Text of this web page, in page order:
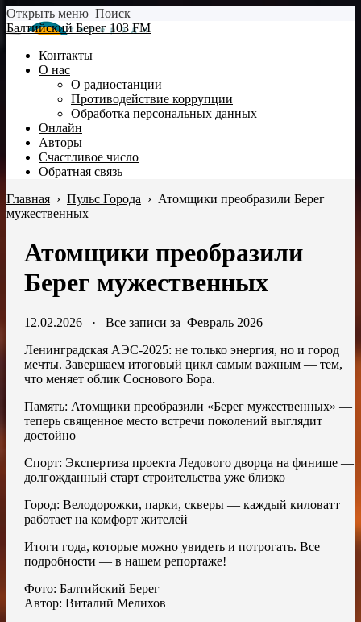
Открыть меню Поиск
Балтийский Берег 103 FM
Контакты
О нас
О радиостанции
Противодействие коррупции
Обработка персональных данных
Онлайн
Авторы
Счастливое число
Обратная связь
Главная › Пульс Города › Атомщики преобразили Берег
мужественных
Атомщики преобразили
Берег мужественных
12.02.2026· Все записи за Февраль 2026
Ленинградская АЭС-2025: не только энергия, но и город
мечты. Завершаем итоговый цикл самым важным — тем,
что меняет облик Соснового Бора.
Память: Атомщики преобразили «Берег мужественных» —
теперь священное место встречи поколений выглядит
достойно
Спорт: Экспертиза проекта Ледового дворца на финише —
долгожданный старт строительства уже близко
Город: Велодорожки, парки, скверы — каждый киловатт
работает на комфорт жителей
Итоги года, которые можно увидеть и потрогать. Все
подробности — в нашем репортаже!
Фото: Балтийский Берег
Автор: Виталий Мелихов